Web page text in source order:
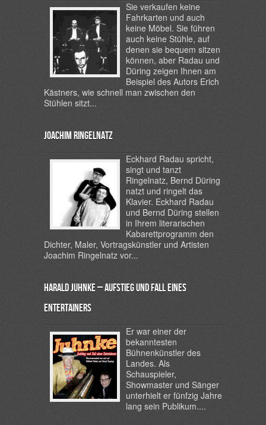
Sie verkaufen keine
Fahrkarten und auch
keine Möbel. Sie führen
auch keine Stühle, auf
denen sie bequem sitzen
können, aber Radau und
Düring zeigen Ihnen am
Beispiel des Autors Erich
Kästners, wie schnell man zwischen den
Stühlen sitzt...
Joachim Ringelnatz
Eckhard Radau spricht,
singt und tanzt
Ringelnatz, Bernd Düring
natzt und ringelt das
Klavier. Eckhard Radau
und Bernd Düring stellen
in Ihrem literarischen
Kabarettprogramm den
Dichter, Maler, Vortragskünstler und Artisten
Joachim Ringelnatz vor...
Harald Juhnke – Aufstieg und Fall eines
Entertainers
Er war einer der
bekanntesten
Bühnenkünstler des
Landes. Als
Schauspieler,
Showmaster und Sänger
unterhielt er fünfzig Jahre
lang sein Publikum....